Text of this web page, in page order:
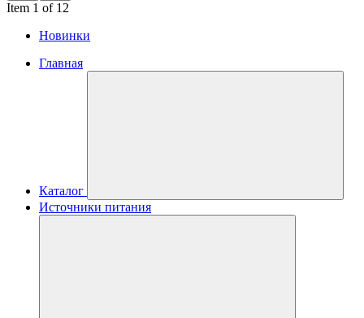
Item 1 of 12
Новинки
Главная
Каталог
Источники питания